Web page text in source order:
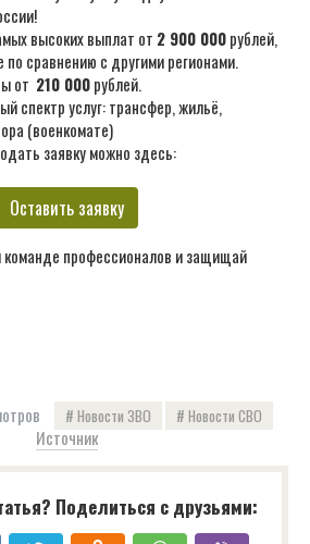
высоких выплат от 2 900 000рублей,
по сравнению с другими регионами.
от 210 000рублей.
спектр услуг: трансфер, жильё,
(военкомате)
заявку можно здесь:
Оставить заявку
профессионалов и защищай
Новости ЗВО Новости СВО
Источник
Поделиться с друзьями: